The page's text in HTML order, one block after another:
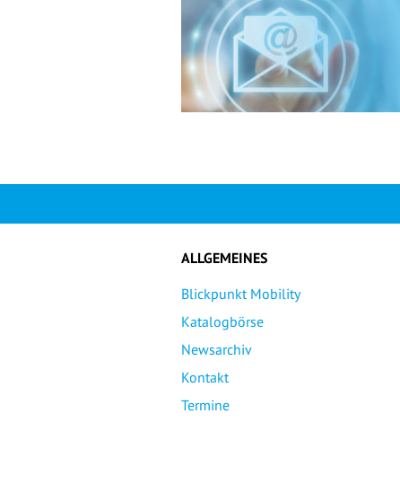
ALLGEMEINES
Blickpunkt Mobility
Katalogbörse
Newsarchiv
Kontakt
Termine